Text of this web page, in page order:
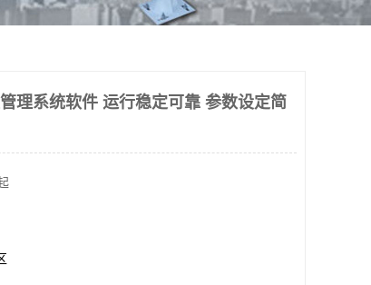
理系统软件 运行稳定可靠 参数设定简